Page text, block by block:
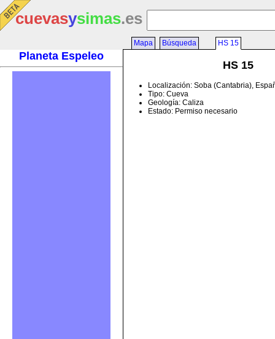
cuevasysimas.es
Planeta Espeleo
Mapa Búsqueda HS 15
HS 15
Localización: Soba (Cantabria),
Tipo: Cueva
Geología: Caliza
Estado: Permiso necesario